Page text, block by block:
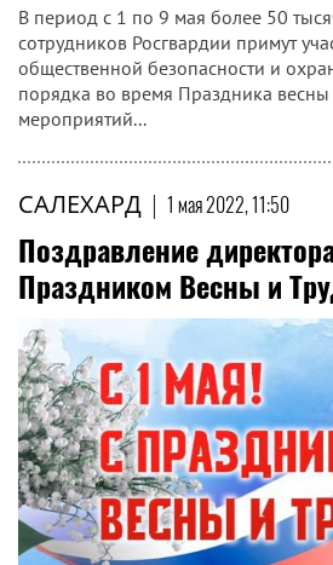
В период с 1 по 9 мая более 50
сотрудников Росгвардии примут
общественной безопасности и
порядка во время Праздника весны
мероприятий...
САЛЕХАРД | 1 мая 2022, 11:50
Поздравление
Праздником Весны и